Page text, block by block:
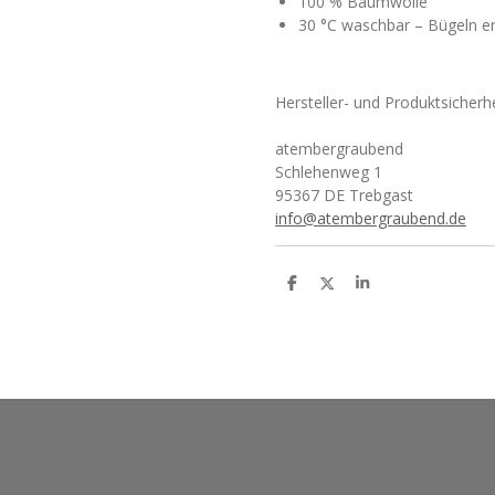
30 °C waschbar – Bügeln
Hersteller- und
atembergraubend
Schlehenweg 1
95367 DE Trebgast
info@atembergraubend.de
T
T
T